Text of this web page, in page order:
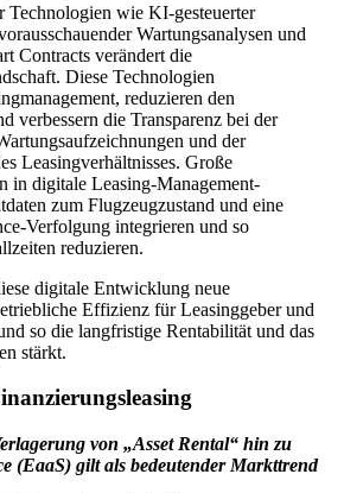
wie KI-gesteuerter
Wartungsanalysen und
Contracts verändert die
Diese Technologien
reduzieren den
verbessern die Transparenz bei der
und der
Leasingverhältnisses. Große
in digitale Leasing-Management-
zum Flugzeugzustand und eine
Verfolgung integrieren und so
reduzieren.
digitale Entwicklung neue
Effizienz für Leasinggeber und
so die langfristige Rentabilität und das
stärkt.
von „Asset Rental“ hin zu
(EaaS) gilt als bedeutender Markttrend